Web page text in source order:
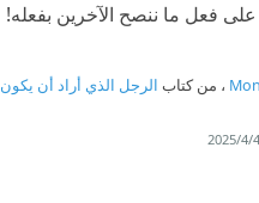
على فعل ما ننصح الآخرين بفعله!
، من كتاب الرجل الذي أراد أن يكون
4‏/4‏/2025